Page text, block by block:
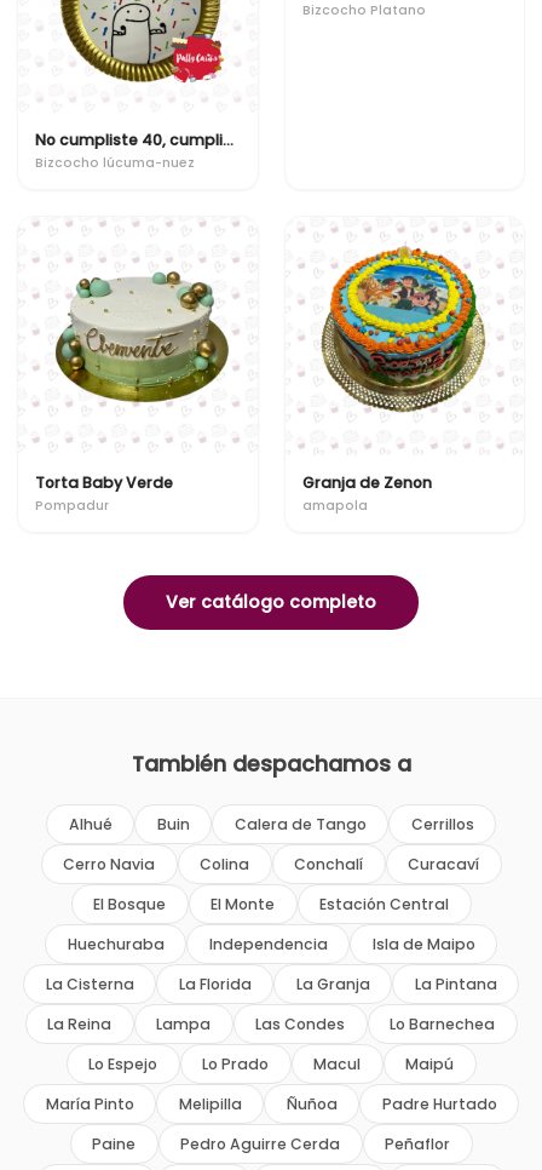
No cumpliste 40, cumpliste 22 con 18 años de experiencia
Bizcocho lúcuma-nuez
Bizcocho Platano
Torta Baby Verde
Pompadur
Granja de Zenon
amapola
Ver catálogo completo
También despachamos a
Alhué Buin Calera de Tango
Cerrillos
Cerro Navia
Colina Conchalí
Curacaví
El Bosque
El Monte
Estación Central
Huechuraba
Independencia
Isla de Maipo
La Cisterna
La Florida La Granja
La Pintana
La Reina
Lampa Las Condes
Lo Barnechea
Lo Espejo
Lo Prado Macul
Maipú
María Pinto
Melipilla Ñuñoa
Padre Hurtado
Paine
Pedro Aguirre Cerda Peñaflor